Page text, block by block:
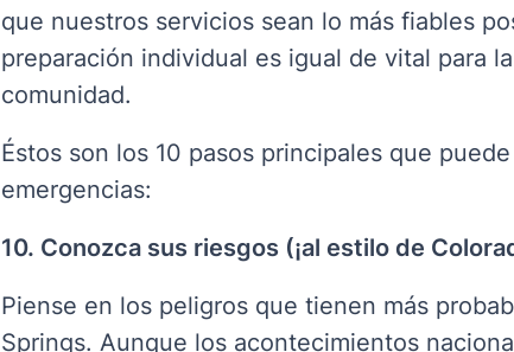
que nuestros servicios sean lo más fiables
preparación individual es igual de vital para
comunidad.
Éstos son los 10 pasos principales que
emergencias:
10. Conozca sus riesgos (¡al estilo de
Piense en los peligros que tienen más
Springs. Aunque los acontecimientos